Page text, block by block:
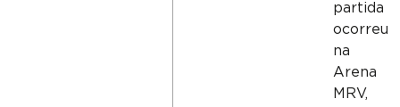
partida
ocorreu
na
Arena
MRV,